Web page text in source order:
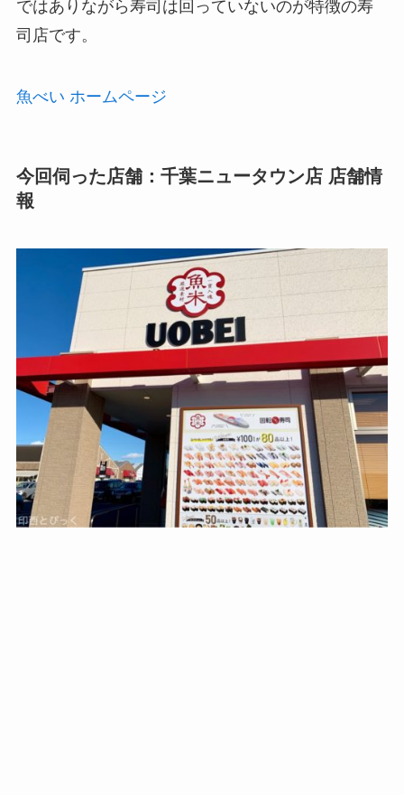
ではありながら寿司は回っていないのが特徴の寿
司店です。
魚べい ホームページ
今回伺った店舗：千葉ニュータウン店 店舗情
報